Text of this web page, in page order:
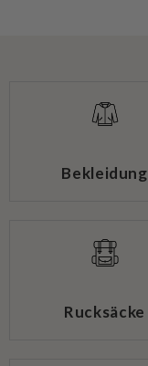
Bekleidung
Rucksäcke